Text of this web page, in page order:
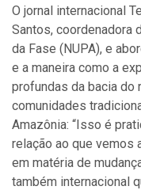
O jornal internacional
Santos, coordenadora
da Fase (NUPA), e
e a maneira como a
profundas da bacia do
comunidades
Amazônia: “Isso é
relação ao que vemos
em matéria de
também internacional